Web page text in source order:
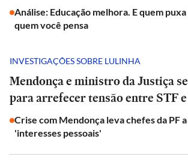
Análise: Educação melhora. E quem
quem você pensa
INVESTIGAÇÕES SOBRE LULINHA
Mendonça e ministro da Justiça
para arrefecer tensão entre STF
Crise com Mendonça leva chefes da PF
'interesses pessoais'